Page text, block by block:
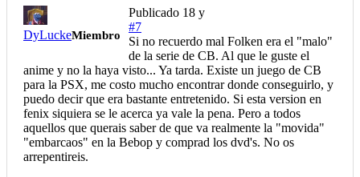
DyLuckeMiembro
Publicado 18 y
#7
Si no recuerdo mal Folken era el "malo"
de la serie de CB. Al que le guste el
anime y no la haya visto... Ya tarda. Existe un juego de CB
para la PSX, me costo mucho encontrar donde conseguirlo, y
puedo decir que era bastante entretenido. Si esta version en
fenix siquiera se le acerca ya vale la pena. Pero a todos
aquellos que querais saber de que va realmente la "movida"
"embarcaos" en la Bebop y comprad los dvd's. No os
arrepentireis.